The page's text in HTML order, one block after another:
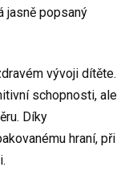
jasně popsaný
vývoji dítěte.
schopnosti, ale
Díky
hraní, při